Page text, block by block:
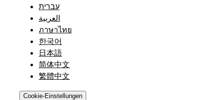
עברית
العربية
ภาษาไทย
한국어
日本語
简体中文
繁體中文
Cookie-Einstellungen